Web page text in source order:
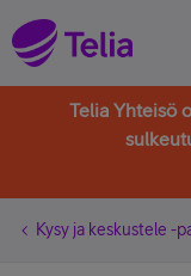
Telia Yhteisö
Kysy ja keskustele -